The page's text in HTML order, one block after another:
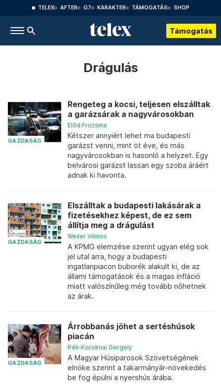
TELEX AFTER G7 KARAKTER TÁMOGATÁS SHOP
Támogatás
Drágulás
GAZDASÁG
Rengeteg a kocsi, teljesen elszálltak
a garázsárak a nagyvárosokban
Előd Fruzsina
Kétszer annyiért lehet ma budapesti
garázst venni, mint öt éve, és más
nagyvárosokban is hasonló a helyzet. Egy
belvárosi garázst lassan egy szoba áráért
adnak ki havonta.
GAZDASÁG
Elszálltak a budapesti lakásárak a
fizetésekhez képest, de ez sem
állítja meg a drágulást
Weiler Vilmos
A KPMG elemzése szerint ugyan elég sok
jel utal arra, hogy a budapesti
ingatlanpiacon buborék alakult ki, de az
állami támogatások és a magas infláció
miatt valószínűleg még tovább nőhetnek
az árak.
GAZDASÁG
Árrobbanás jöhet a sertéshúsok
piacán
Péli-Koroknai Gergely
A Magyar Húsiparosok Szövetségének
elnöke szerint a takarmányár-növekedés
be fog épülni a nyershús árába.